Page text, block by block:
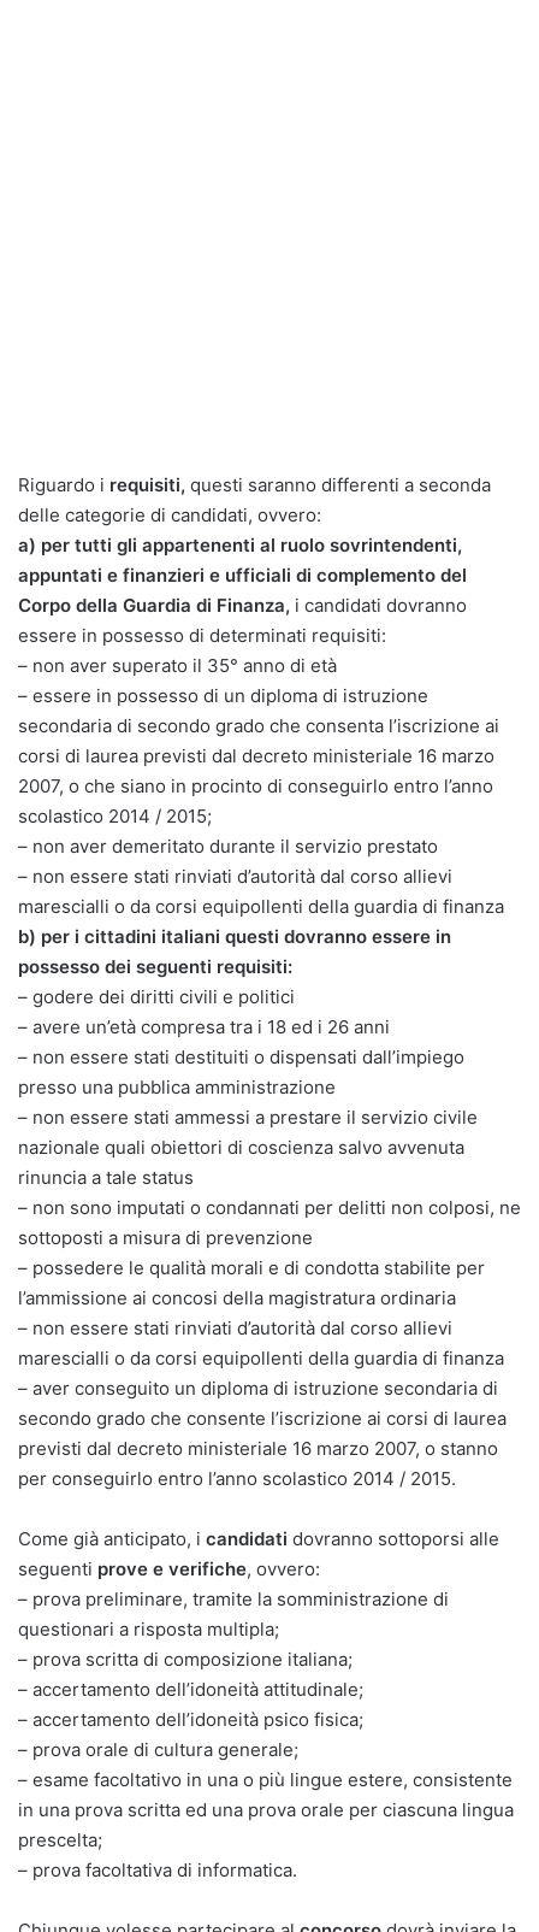
Riguardo i requisiti, questi saranno differenti a seconda
delle categorie di candidati, ovvero:
a) per tutti gli appartenenti al ruolo sovrintendenti,
appuntati e finanzieri e ufficiali di complemento del
Corpo della Guardia di Finanza, i candidati dovranno
essere in possesso di determinati requisiti:
– non aver superato il 35° anno di età
– essere in possesso di un diploma di istruzione
secondaria di secondo grado che consenta l’iscrizione ai
corsi di laurea previsti dal decreto ministeriale 16 marzo
2007, o che siano in procinto di conseguirlo entro l’anno
scolastico 2014 / 2015;
– non aver demeritato durante il servizio prestato
– non essere stati rinviati d’autorità dal corso allievi
marescialli o da corsi equipollenti della guardia di finanza
b) per i cittadini italiani questi dovranno essere in
possesso dei seguenti requisiti:
– godere dei diritti civili e politici
– avere un’età compresa tra i 18 ed i 26 anni
– non essere stati destituiti o dispensati dall’impiego
presso una pubblica amministrazione
– non essere stati ammessi a prestare il servizio civile
nazionale quali obiettori di coscienza salvo avvenuta
rinuncia a tale status
– non sono imputati o condannati per delitti non colposi, ne
sottoposti a misura di prevenzione
– possedere le qualità morali e di condotta stabilite per
l’ammissione ai concosi della magistratura ordinaria
– non essere stati rinviati d’autorità dal corso allievi
marescialli o da corsi equipollenti della guardia di finanza
– aver conseguito un diploma di istruzione secondaria di
secondo grado che consente l’iscrizione ai corsi di laurea
previsti dal decreto ministeriale 16 marzo 2007, o stanno
per conseguirlo entro l’anno scolastico 2014 / 2015.
Come già anticipato, i candidati dovranno sottoporsi alle
seguenti prove e verifiche, ovvero:
– prova preliminare, tramite la somministrazione di
questionari a risposta multipla;
– prova scritta di composizione italiana;
– accertamento dell’idoneità attitudinale;
– accertamento dell’idoneità psico fisica;
– prova orale di cultura generale;
– esame facoltativo in una o più lingue estere, consistente
in una prova scritta ed una prova orale per ciascuna lingua
prescelta;
– prova facoltativa di informatica.